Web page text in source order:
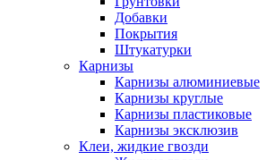
Добавки
Покрытия
Штукатурки
Карнизы
Карнизы алюминиевые
Карнизы круглые
Карнизы пластиковые
Карнизы эксклюзив
Клеи, жидкие гвозди